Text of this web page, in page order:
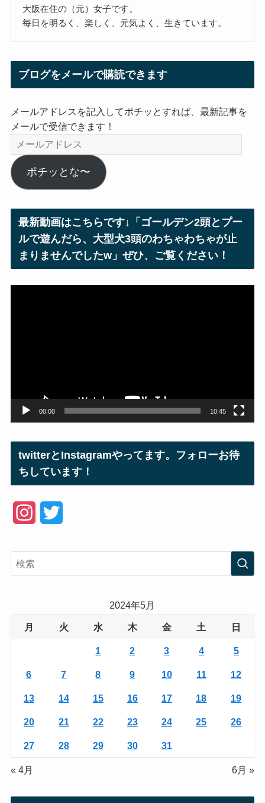
大阪在住の（元）女子です。
毎日を明るく、楽しく、元気よく、生きています。
ブログをメールで購読できます
メールアドレスを記入してポチッとすれば、最新記事を
メールで受信できます！
メ
ー
ル
ア
ス
ポチッとな〜
最新動画はこちらです↓「ゴールデン2頭とプー
ルで遊んだら、大型犬3頭のわちゃわちゃが止
まりませんでしたw」ぜひ、ご覧ください！
00:00 10:45
twitterとInstagramやってます。フォローお待
ちしています！
e
2024年5月
月 火 水 木 金 土 日
1 2 3 4 5
6 7 8 9 10 11 12
13 14 15 16 17 18 19
20 21 22 23 24 25 26
27 28 29 30 31
« 4月 6月 »